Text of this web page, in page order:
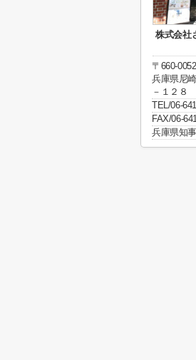
株式会社
〒660-0052
兵庫県尼
－１２８
TEL/06-
FAX/06-
兵庫県知